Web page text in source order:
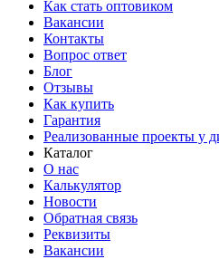
Как стать оптовиком
Вакансии
Контакты
Вопрос ответ
Блог
Отзывы
Как купить
Гарантия
Реализованные проекты у
Каталог
О нас
Калькулятор
Новости
Обратная связь
Реквизиты
Вакансии